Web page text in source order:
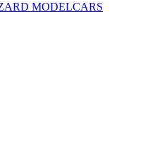
MODELCARS